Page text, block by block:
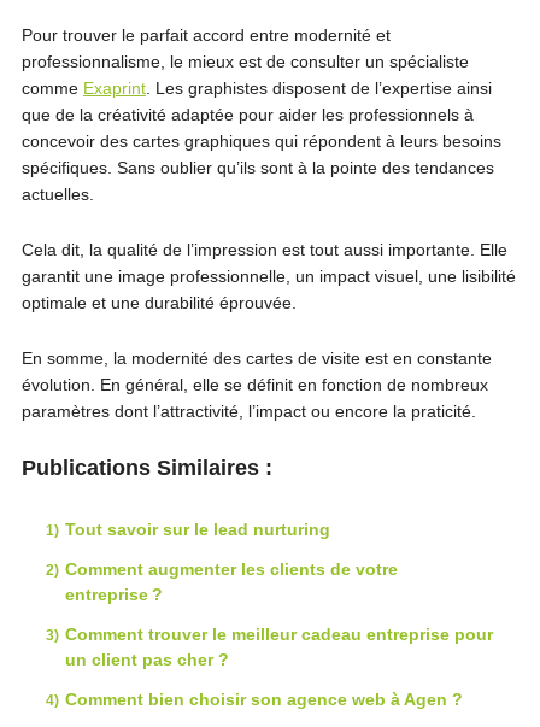
Pour trouver le parfait accord entre modernité et
professionnalisme, le mieux est de consulter un spécialiste
comme Exaprint. Les graphistes disposent de l’expertise ainsi
que de la créativité adaptée pour aider les professionnels à
concevoir des cartes graphiques qui répondent à leurs besoins
spécifiques. Sans oublier qu’ils sont à la pointe des tendances
actuelles.
Cela dit, la qualité de l’impression est tout aussi importante. Elle
garantit une image professionnelle, un impact visuel, une lisibilité
optimale et une durabilité éprouvée.
En somme, la modernité des cartes de visite est en constante
évolution. En général, elle se définit en fonction de nombreux
paramètres dont l’attractivité, l’impact ou encore la praticité.
Publications Similaires :
Tout savoir sur le lead nurturing
Comment augmenter les clients de votre
entreprise ?
Comment trouver le meilleur cadeau entreprise pour
un client pas cher ?
Comment bien choisir son agence web à Agen ?